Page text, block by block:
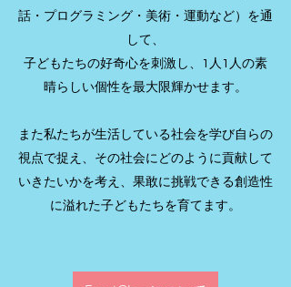
話・プログラミング・美術・運動など）を通
して、
子どもたちの好奇心を刺激し、1人1人の素
晴らしい個性を最大限輝かせます。
また私たちが生活している社会を学び自らの
視点で捉え、その社会にどのように貢献して
いきたいかを考え、 果敢に挑戦できる創造性
に溢れた子どもたちを育てます。